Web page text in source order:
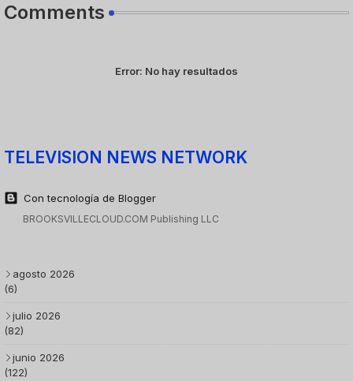
Comments
Error: No hay resultados
TELEVISION NEWS NETWORK
Con tecnología de Blogger
BROOKSVILLECLOUD.COM Publishing LLC
agosto 2026
(6)
julio 2026
(82)
junio 2026
(122)